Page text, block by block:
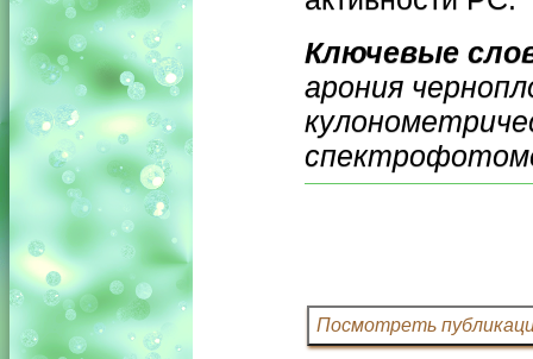
Ключевые
арония